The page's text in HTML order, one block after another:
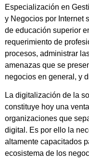
Especialización en
y Negocios por Internet
de educación superior
requerimiento de
procesos, administrar
amenazas que se
negocios en general, y
La digitalización de la
constituye hoy una
organizaciones que
digital. Es por ello la
altamente capacitados
ecosistema de los